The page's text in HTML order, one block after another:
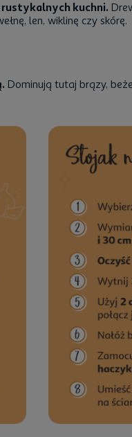
kuchni.
len, wiklinę czy skórę.
Dominują tutaj brązy,